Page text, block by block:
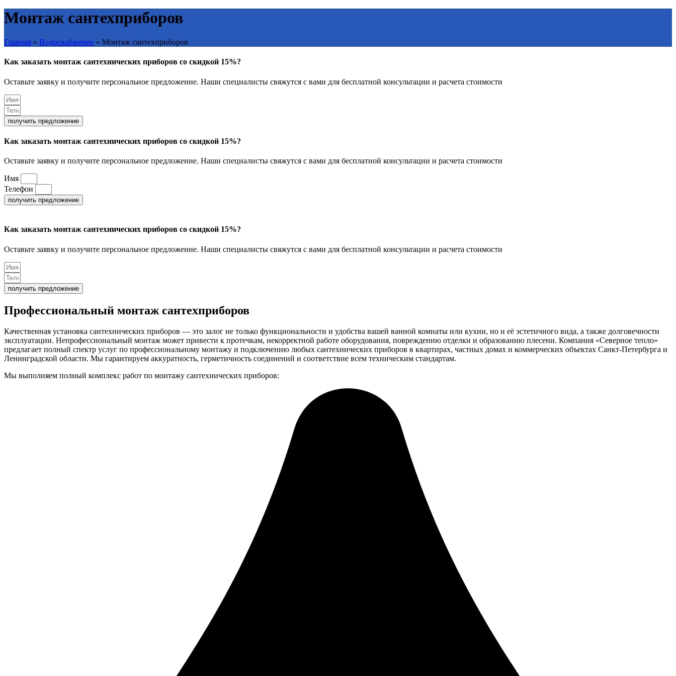
Монтаж сантехприборов
Главная » Водоснабжение » Монтаж сантехприборов
Как заказать монтаж сантехнических приборов со скидкой 15%?
Оставьте заявку и получите персональное предложение. Наши специалисты свяжутся с вами для бесплатной консультации и расчета стоимости
получить предложение
Как заказать монтаж сантехнических приборов со скидкой 15%?
Оставьте заявку и получите персональное предложение. Наши специалисты свяжутся с вами для бесплатной консультации и расчета стоимости
Имя
Телефон
получить предложение
Как заказать монтаж сантехнических приборов со скидкой 15%?
Оставьте заявку и получите персональное предложение. Наши специалисты свяжутся с вами для бесплатной консультации и расчета стоимости
получить предложение
Профессиональный монтаж сантехприборов
Качественная установка сантехнических приборов — это залог не только функциональности и удобства вашей ванной комнаты или кухни, но и её эстетичного вида, а также долговечности
эксплуатации. Непрофессиональный монтаж может привести к протечкам, некорректной работе оборудования, повреждению отделки и образованию плесени. Компания «Северное тепло»
предлагает полный спектр услуг по профессиональному монтажу и подключению любых сантехнических приборов в квартирах, частных домах и коммерческих объектах Санкт-Петербурга и
Ленинградской области. Мы гарантируем аккуратность, герметичность соединений и соответствие всем техническим стандартам.
Мы выполняем полный комплекс работ по монтажу сантехнических приборов: